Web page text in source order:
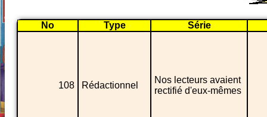
No Type Série
108 Rédactionnel
Nos lecteurs avaient
rectifié d'eux-mêmes